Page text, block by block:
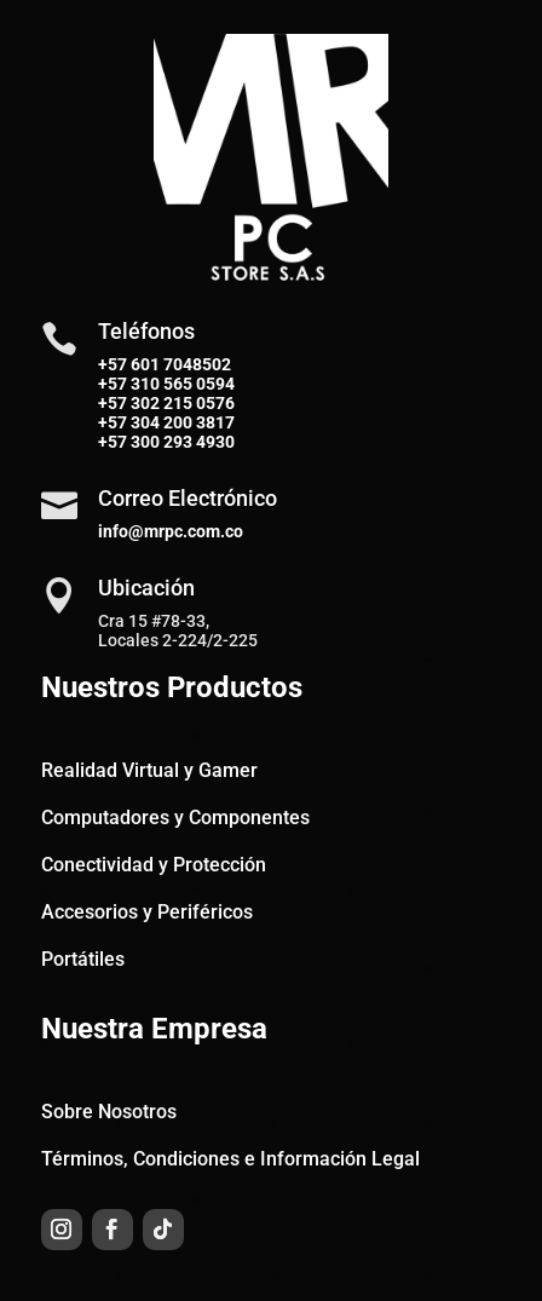
 Teléfonos
+57 601 7048502
+57310 565 0594
+57302 215 0576
+57304 200 3817
+57300 293 4930
 Correo Electrónico
info@mrpc.com.co
 Ubicación
Cra 15 #78-33,
Locales 2-224/2-225
Nuestros Productos
Realidad Virtual y Gamer
Computadores y Componentes
Conectividad y Protección
Accesorios y Periféricos
Portátiles
Nuestra Empresa
Sobre Nosotros
Términos, Condiciones e Información Legal